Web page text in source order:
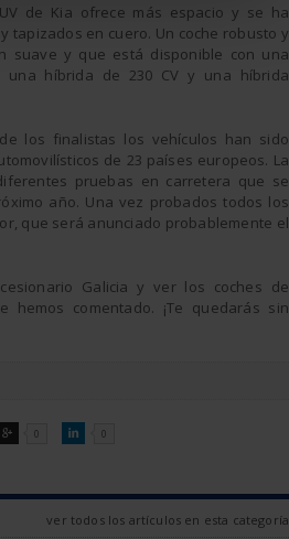
de Kia ofrece más espacio y se ha
tapizados en cuero. Un coche robusto y
suave y que está disponible con una
una híbrida de 230 CV y una híbrida
los finalistas los vehículos han sido
de 23 países europeos. La
pruebas en carretera que se
año. Una vez probados todos los
que será anunciado probablemente el
Galicia y ver los coches de
hemos comentado. ¡Te quedarás sin

GOOGLE0 
LINKEDIN
0
ver todos los artículos en esta categoría